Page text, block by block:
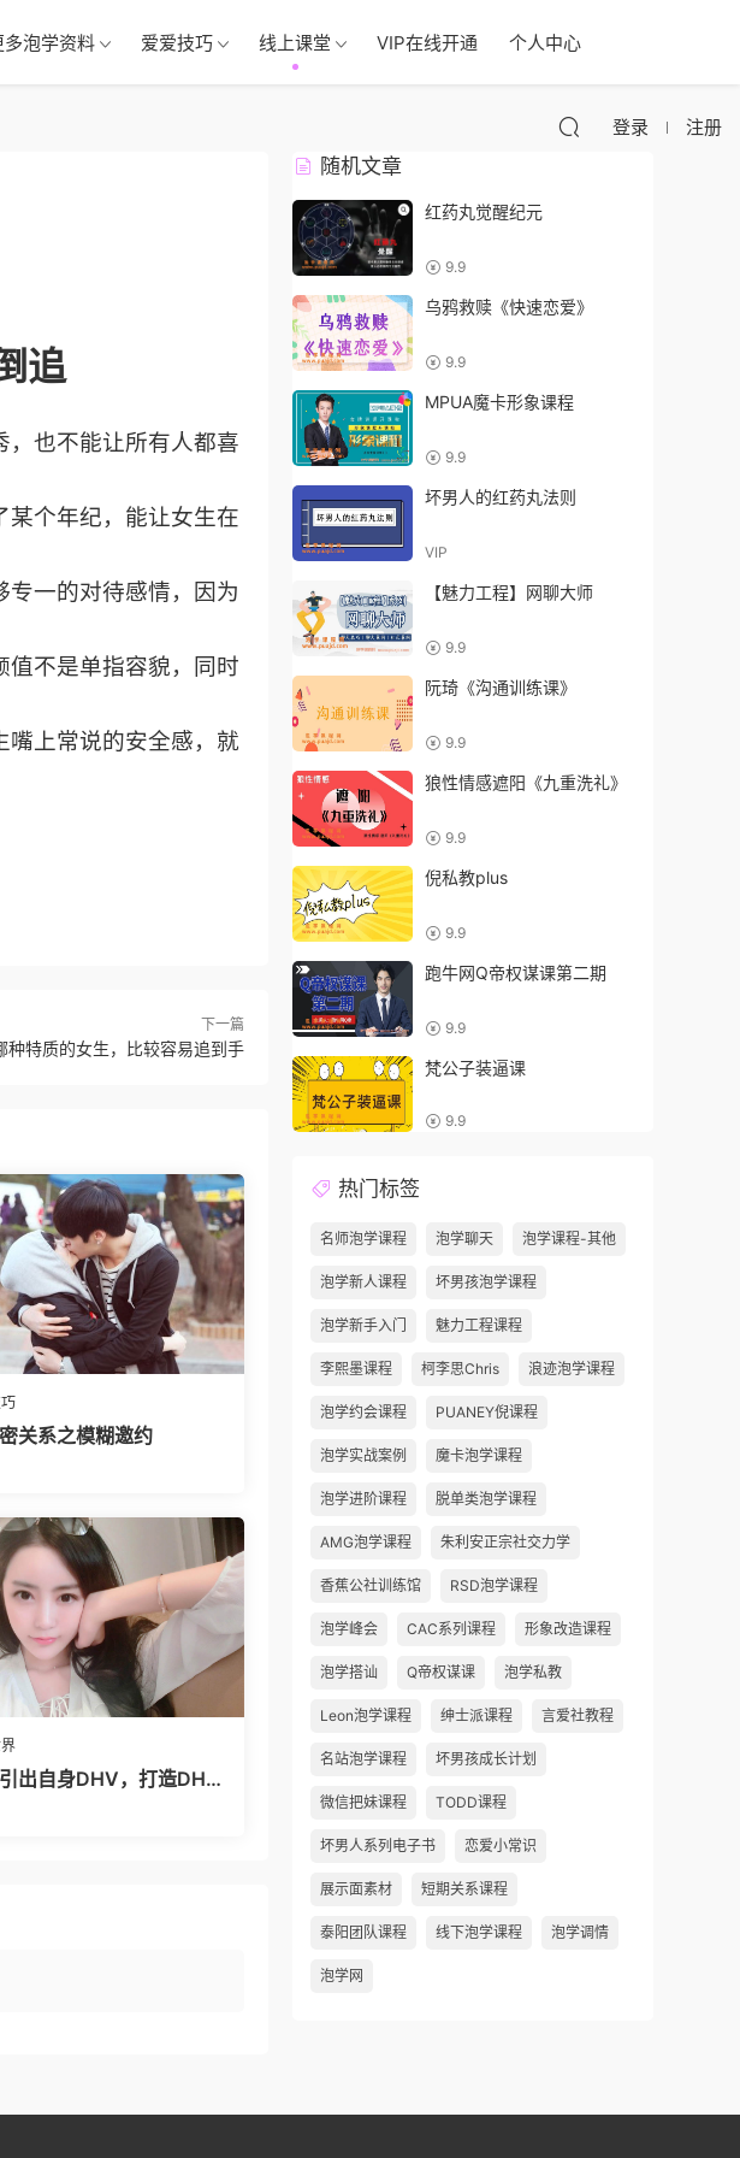
多泡学资料 爱爱技巧 线上课堂 VIP在线开通 个人中心
登录 注册
追
也不能让所有人都喜
某个年纪，能让女生在
一的对待感情，因为
值不是单指容貌，同时
上常说的安全感，就
下一篇
种特质的女生，比较容易追到手
关系之模糊邀约
出自身DHV，打造DHV
随机文章
红药丸觉醒纪元
9.9
乌鸦救赎《快速恋爱》
9.9
MPUA魔卡形象课程
9.9
坏男人的红药丸法则
VIP
【魅力工程】网聊大师
9.9
阮琦《沟通训练课》
9.9
狼性情感遮阳《九重洗礼》
9.9
倪私教plus
9.9
跑牛网Q帝权谋课第二期
9.9
梵公子装逼课
9.9
热门标签
名师泡学课程 泡学聊天 泡学课程-其他
泡学新人课程 坏男孩泡学课程
泡学新手入门 魅力工程课程
李熙墨课程 柯李思Chris 浪迹泡学课程
泡学约会课程 PUANEY倪课程
泡学实战案例 魔卡泡学课程
泡学进阶课程 脱单类泡学课程
AMG泡学课程 朱利安正宗社交力学
香蕉公社训练馆 RSD泡学课程
泡学峰会 CAC系列课程 形象改造课程
泡学搭讪 Q帝权谋课 泡学私教
Leon泡学课程 绅士派课程 言爱社教程
名站泡学课程 坏男孩成长计划
微信把妹课程 TODD课程
坏男人系列电子书 恋爱小常识
展示面素材 短期关系课程
泰阳团队课程 线下泡学课程 泡学调情
泡学网